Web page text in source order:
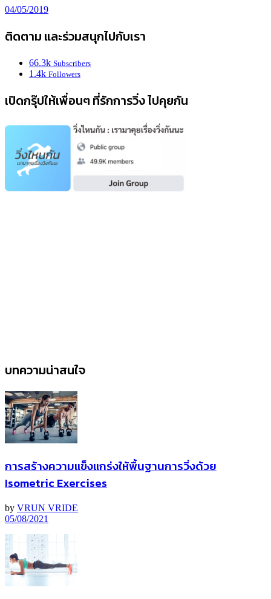
04/05/2019
ติดตาม และร่วมสนุกไปกับเรา
66.3k Subscribers
1.4k Followers
เปิดกรุ๊ปให้เพื่อนๆ ที่รักการวิ่ง ไปคุยกัน
บทความน่าสนใจ
การสร้างความแข็งแกร่งให้พื้นฐานการวิ่งด้วย
Isometric Exercises
by VRUN VRIDE
05/08/2021